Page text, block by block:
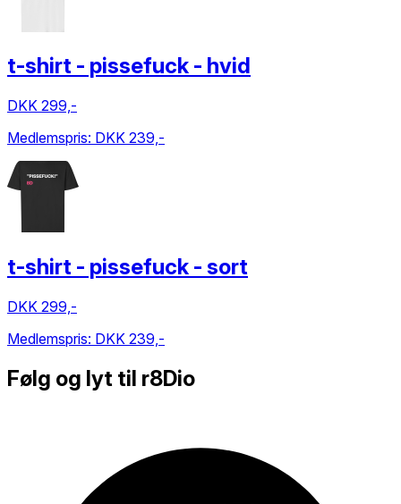
t-shirt - pissefuck - hvid
DKK 299,-
Medlemspris: DKK 239,-
t-shirt - pissefuck - sort
DKK 299,-
Medlemspris: DKK 239,-
Følg og lyt til r8Dio